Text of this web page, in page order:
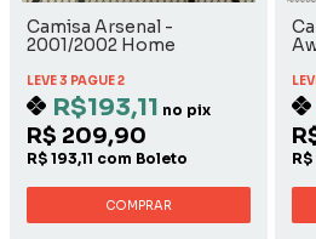
Camisa Arsenal -
2001/2002 Home
LEVE 3 PAGUE 2
R$193,11 no pix
R$ 209,90
R$ 193,11 com Boleto
COMPRAR